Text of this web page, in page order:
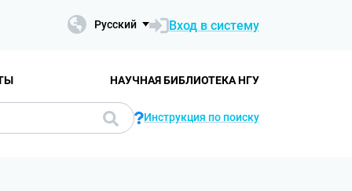
Русский Вход в систему
НАУЧНАЯ БИБЛИОТЕКА НГУ
Инструкция по поиску